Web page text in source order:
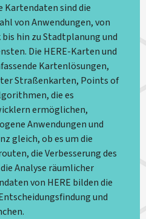
Kartendaten sind die
von Anwendungen, von
hin zu Stadtplanung und
Die HERE-Karten und
Kartenlösungen,
Straßenkarten, Points of
die es
ermöglichen,
Anwendungen und
gleich, ob es um die
die Verbesserung des
Analyse räumlicher
von HERE bilden die
und